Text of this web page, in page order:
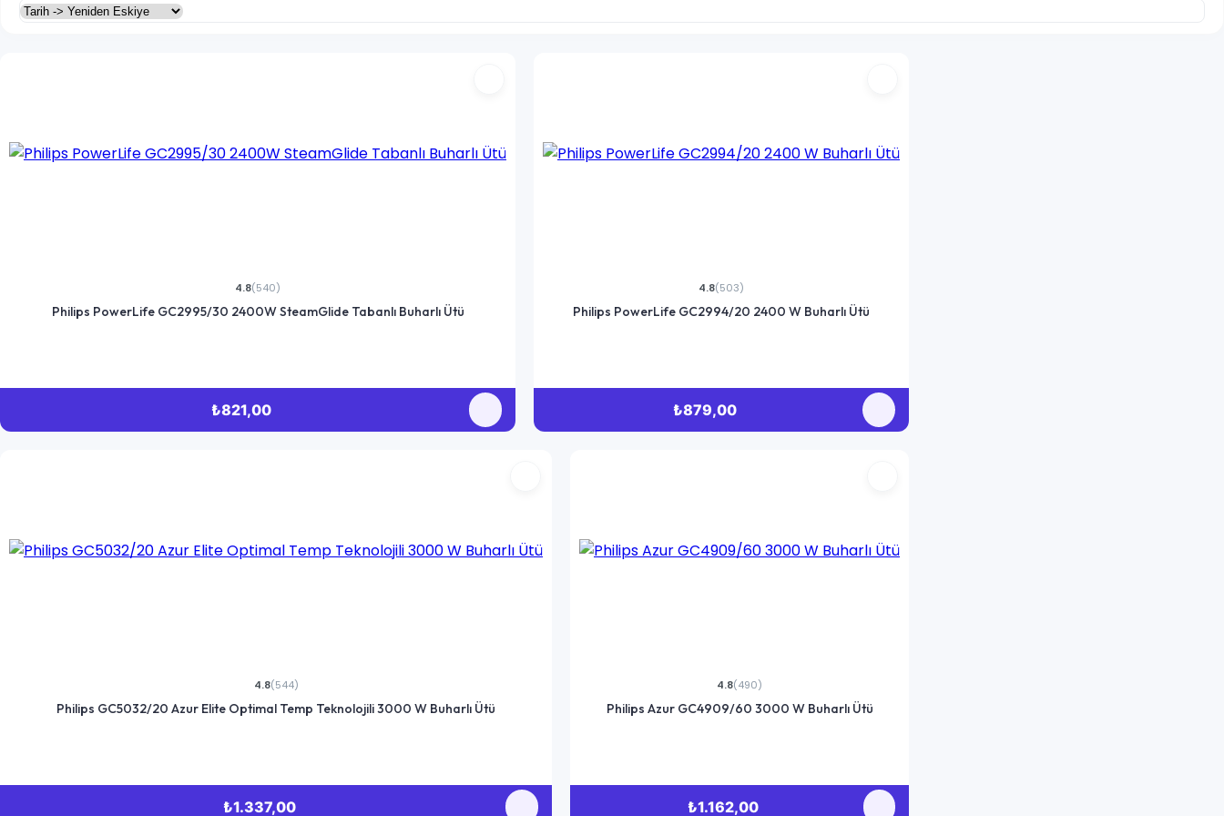
Pet Shop
Hamster & Tavşan
Kuş
Takı & Gözlük & Saat
Saat
Yapı Market & Bahçe
4.8(540)
Philips PowerLife GC2995/30 2400W SteamGlide Tabanlı Buharlı Ütü
₺821,00
4.8(503)
Philips PowerLife GC2994/20 2400 W Buharlı Ütü
₺879,00
4.8(544)
Philips GC5032/20 Azur Elite Optimal Temp Teknolojili 3000 W Buharlı Ütü
₺1.337,00
4.8(490)
Philips Azur GC4909/60 3000 W Buharlı Ütü
₺1.162,00